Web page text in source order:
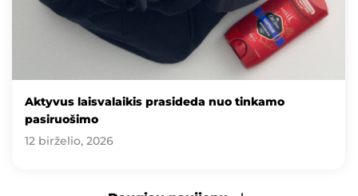
Aktyvus laisvalaikis prasideda nuo tinkamo
pasiruošimo
12 birželio, 2026